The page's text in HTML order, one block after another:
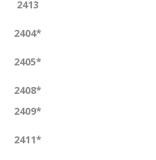
2413
2404*
2405*
2408*
2409*
2411*